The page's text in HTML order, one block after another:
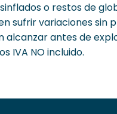
o restos de
sufrir variaciones sin
alcanzar antes de
IVA NO incluido.